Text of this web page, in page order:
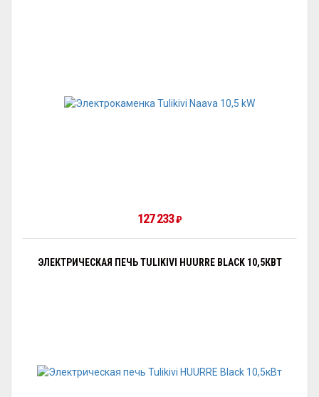
127 233₽
ЭЛЕКТРИЧЕСКАЯ ПЕЧЬ TULIKIVI HUURRE BLACK 10,5КВТ